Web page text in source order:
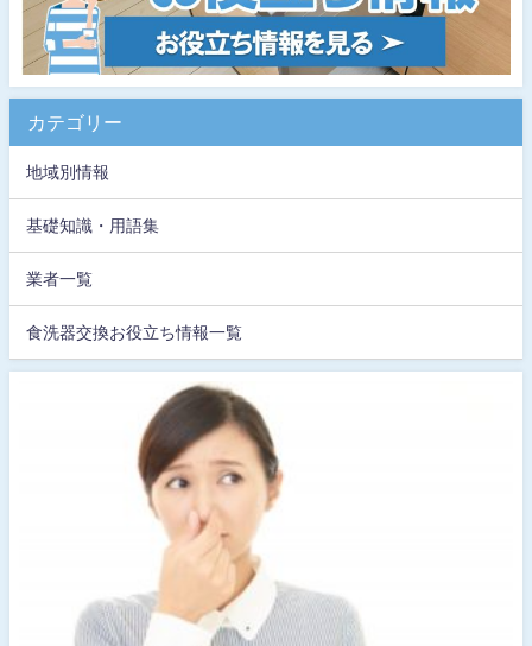
カテゴリー
地域別情報
基礎知識・用語集
業者一覧
食洗器交換お役立ち情報一覧